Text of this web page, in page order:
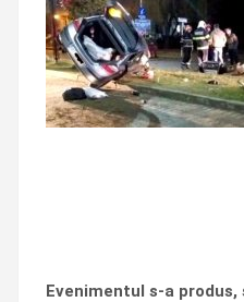
Evenimentul s-a